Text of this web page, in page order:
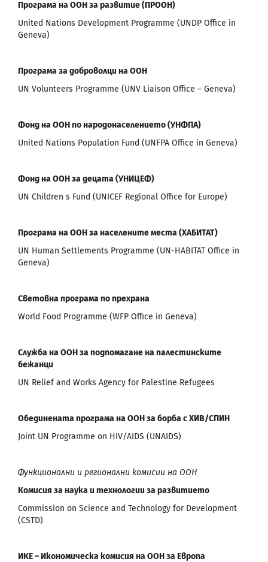
Програма на ООН за развитие (ПРООН)
United Nations Development Programme (UNDP Office in
Geneva)
Програма за доброволци на ООН
UN Volunteers Programme (UNV Liaison Office – Geneva)
Фонд на ООН по народонаселението (УНФПА)
United Nations Population Fund (UNFPA Office in Geneva)
Фонд на ООН за децата (УНИЦЕФ)
UN Children s Fund (UNICEF Regional Office for Europe)
Програма на ООН за населените места (ХАБИТАТ)
UN Human Settlements Programme (UN-HABITAT Office in
Geneva)
Световна програма по прехрана
World Food Programme (WFP Office in Geneva)
Служба на ООН за подпомагане на палестинските
бежанци
UN Relief and Works Agency for Palestine Refugees
Обединената програма на ООН за борба с ХИВ/СПИН
Joint UN Programme on HIV/AIDS (UNAIDS)
Функционални и регионални комисии на ООН
Комисия за наука и технологии за развитието
Commission on Science and Technology for Development
(CSTD)
ИКЕ – Икономическа комисия на ООН за Европа